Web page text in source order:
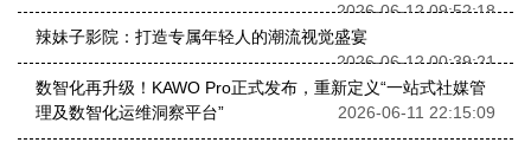
2026-06-12 09:52:18
辣妹子影院：打造专属年轻人的潮流视觉盛宴
2026-06-12 00:39:21
数智化再升级！KAWO Pro正式发布，重新定义“一站式社媒管
理及数智化运维洞察平台”
2026-06-11 22:15:09